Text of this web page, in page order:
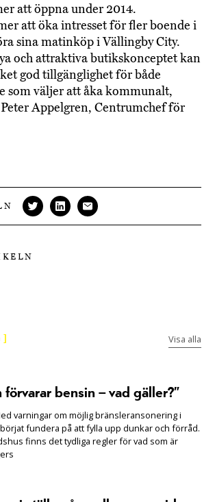
att öppna under 2014.
att öka intresset för fler boende i
sina matinköp i Vällingby City.
och attraktiva butikskonceptet kan
god tillgänglighet för både
som väljer att åka kommunalt,
Peter Appelgren, Centrumchef för
Visa alla
förvarar bensin – vad gäller?”
varningar om möjlig bränsleransonering i
fundera på att fylla upp dunkar och förråd.
finns det tydliga regler för vad som är